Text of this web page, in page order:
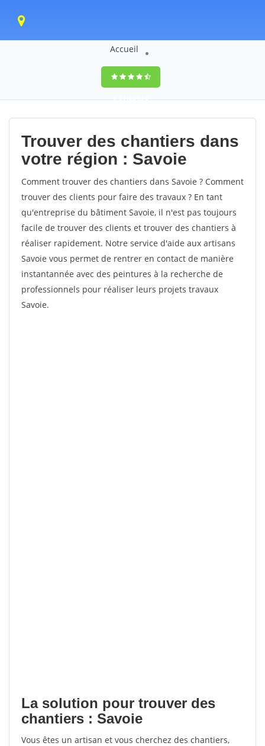
Accueil
9,5(100%)0
votes
Trouver des chantiers dans
votre région : Savoie
Comment trouver des chantiers dans Savoie ? Comment
trouver des clients pour faire des travaux ? En tant
qu'entreprise du bâtiment Savoie, il n'est pas toujours
facile de trouver des clients et trouver des chantiers à
réaliser rapidement. Notre service d'aide aux artisans
Savoie vous permet de rentrer en contact de manière
instantannée avec des peintures à la recherche de
professionnels pour réaliser leurs projets travaux
Savoie.
La solution pour trouver des
chantiers : Savoie
Vous êtes un artisan et vous cherchez des chantiers,